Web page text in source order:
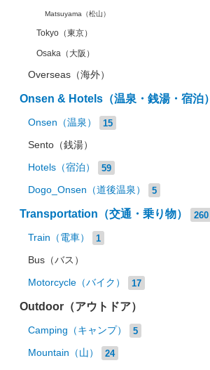
Matsuyama（松山）
Tokyo（東京）
Osaka（大阪）
Overseas（海外）
Onsen & Hotels（温泉・銭湯・宿泊）
Onsen（温泉） 15
Sento（銭湯）
Hotels（宿泊） 59
Dogo_Onsen（道後温泉） 5
Transportation（交通・乗り物） 260
Train（電車） 1
Bus（バス）
Motorcycle（バイク） 17
Outdoor（アウトドア）
Camping（キャンプ） 5
Mountain（山） 24